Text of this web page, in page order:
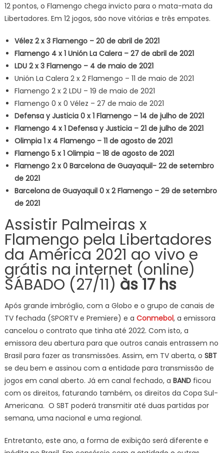
12 pontos, o Flamengo chega invicto para o mata-mata da
Libertadores. Em 12 jogos, são nove vitórias e três empates.
Vélez 2 x 3 Flamengo – 20 de abril de 2021
Flamengo 4 x 1 Unión La Calera – 27 de abril de 2021
LDU 2 x 3 Flamengo – 4 de maio de 2021
Unión La Calera 2 x 2 Flamengo – 11 de maio de 2021
Flamengo 2 x 2 LDU – 19 de maio de 2021
Flamengo 0 x 0 Vélez – 27 de maio de 2021
Defensa y Justicia 0 x 1 Flamengo – 14 de julho de 2021
Flamengo 4 x 1 Defensa y Justicia – 21 de julho de 2021
Olimpia 1 x 4 Flamengo – 11 de agosto de 2021
Flamengo 5 x 1 Olimpia – 18 de agosto de 2021
Flamengo 2 x 0 Barcelona de Guayaquil- 22 de setembro
de 2021
Barcelona de Guayaquil 0 x 2 Flamengo – 29 de setembro
de 2021
Assistir Palmeiras x
Flamengo pela Libertadores
da América 2021 ao vivo e
grátis na internet (online)
SÁBADO (27/11) às 17 hs
Após grande imbróglio, com a Globo e o grupo de canais de
TV fechada (SPORTV e Premiere) e a Conmebol, a emissora
cancelou o contrato que tinha até 2022. Com isto, a
emissora deu abertura para que outros canais entrassem no
Brasil para fazer as transmissões. Assim, em TV aberta, o SBT
se deu bem e assinou com a entidade para transmissão de
jogos em canal aberto. Já em canal fechado, a BAND ficou
com os direitos, faturando também, os direitos da Copa Sul-
Americana. O SBT poderá transmitir até duas partidas por
semana, uma nacional e uma regional.
Entretanto, este ano, a forma de exibição será diferente e